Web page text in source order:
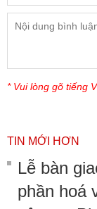
* Vui lòng gõ tiếng
TIN MỚI HƠN
Lễ bàn
phần hoá